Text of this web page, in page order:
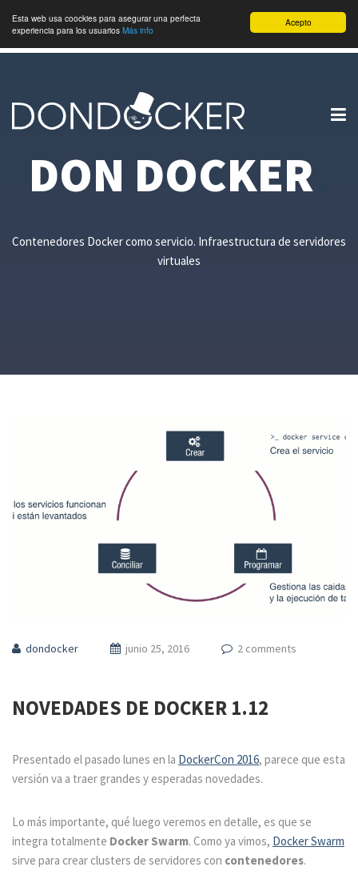
Acepto
Esta web usa coockies para asegurar una perfecta
experiencia para los usuarios Más info
DON DOCKER
Contenedores Docker como servicio. Infraestructura de servidores
virtuales
dondocker junio 25, 2016 2 comments
NOVEDADES DE DOCKER 1.12
Presentado el pasado lunes en la DockerCon 2016, parece que esta
versión va a traer grandes y esperadas novedades.
Lo más importante, qué luego veremos en detalle, es que se
integra totalmente Docker Swarm. Como ya vimos, Docker Swarm
sirve para crear clusters de servidores con contenedores.